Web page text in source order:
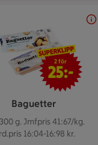
Baguetter
g. Jmfpris 41:67/kg.
16:04-16:98 kr.
2 för 25 kr
2 för
25:-